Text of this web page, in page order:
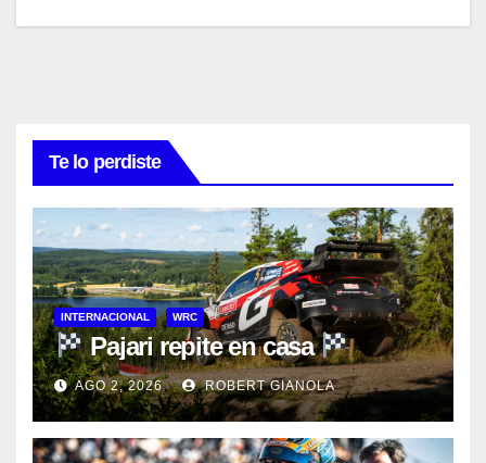
Te lo perdiste
INTERNACIONAL WRC
Pajari repite en casa
AGO 2, 2026 ROBERT GIANOLA